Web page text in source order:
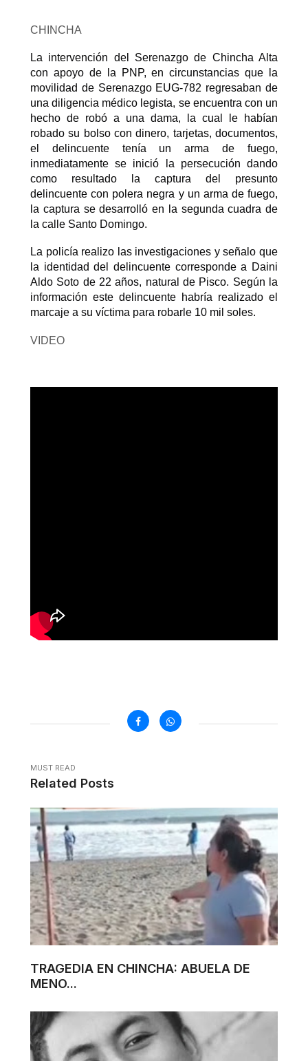
CHINCHA
La intervención del Serenazgo de Chincha Alta
con apoyo de la PNP, en circunstancias que la
movilidad de Serenazgo EUG-782 regresaban de
una diligencia médico legista, se encuentra con un
hecho de robó a una dama, la cual le habían
robado su bolso con dinero, tarjetas, documentos,
el delincuente tenía un arma de fuego,
inmediatamente se inició la persecución dando
como resultado la captura del presunto
delincuente con polera negra y un arma de fuego,
la captura se desarrolló en la segunda cuadra de
la calle Santo Domingo.
La policía realizo las investigaciones y señalo que
la identidad del delincuente corresponde a Daini
Aldo Soto de 22 años, natural de Pisco. Según la
información este delincuente habría realizado el
marcaje a su víctima para robarle 10 mil soles.
VIDEO
MUST READ
Related Posts
TRAGEDIA EN CHINCHA: ABUELA DE
MENO...